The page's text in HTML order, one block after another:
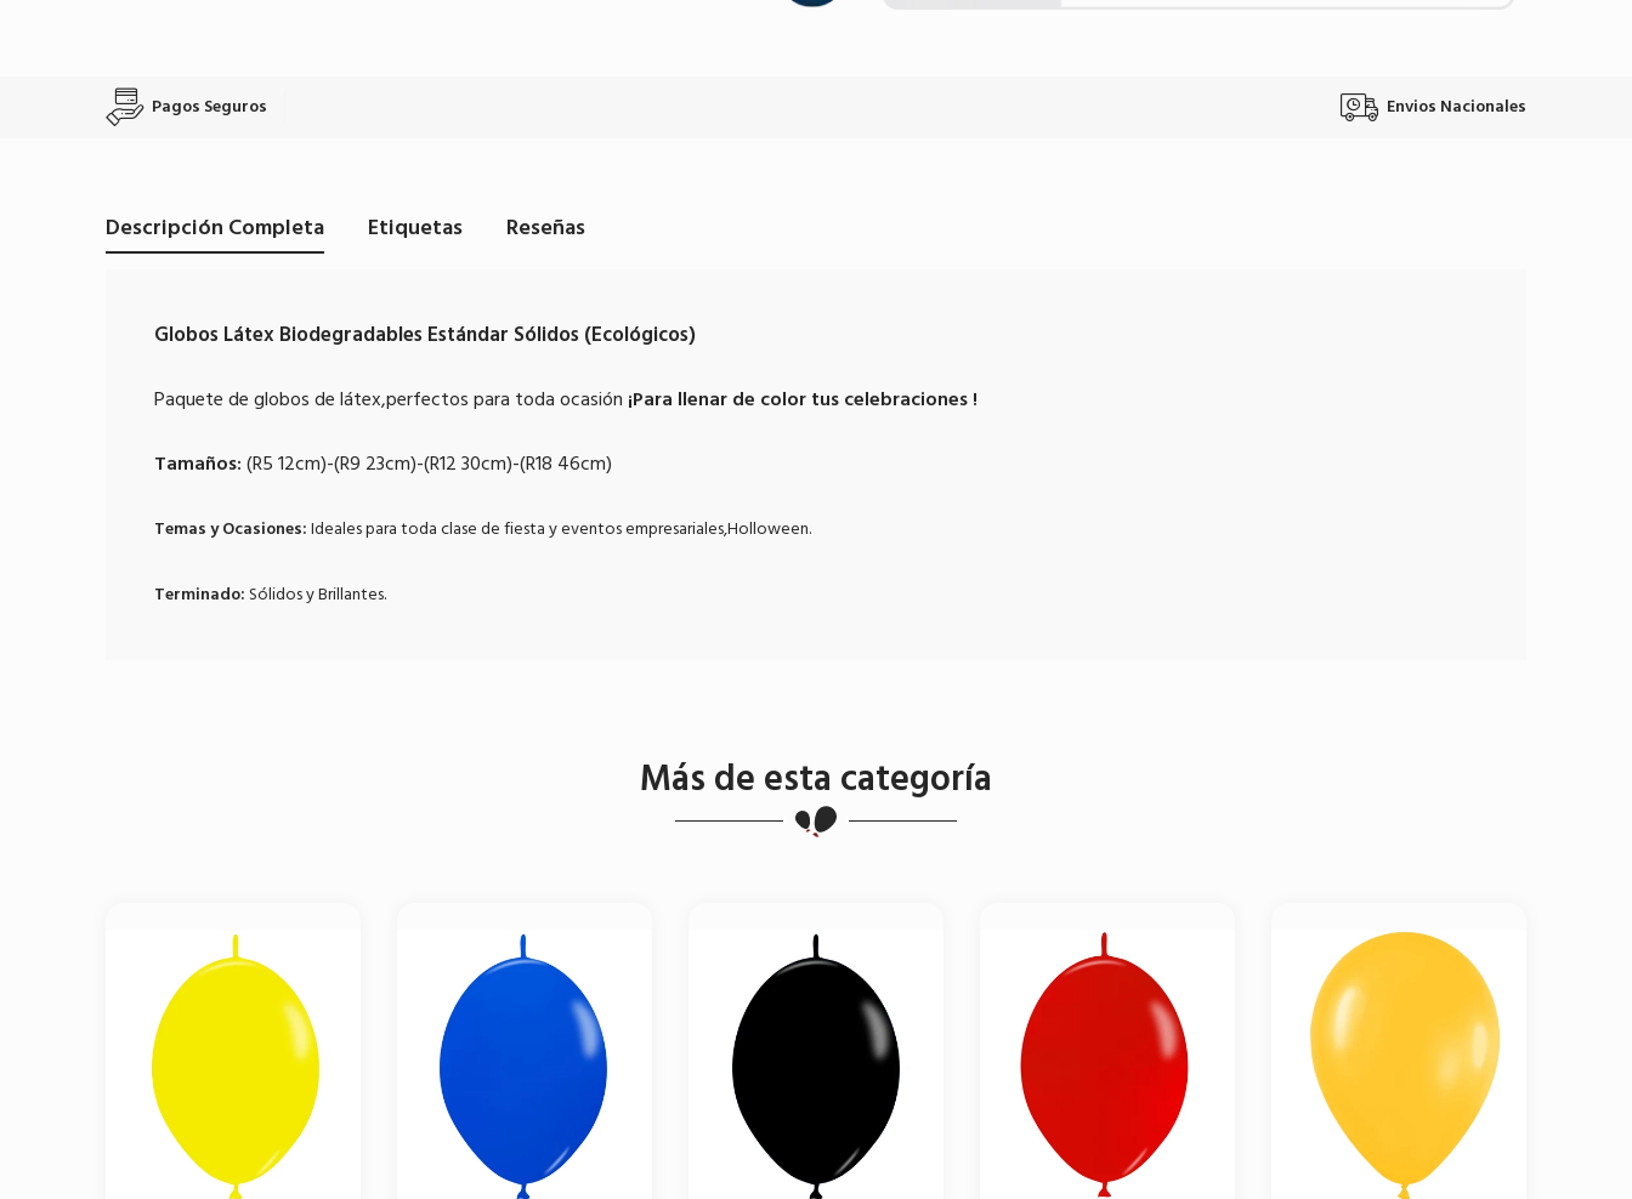
Pagos Seguros Envios Nacionales
Descripción Completa Etiquetas Reseñas
Globos Látex Biodegradables Estándar Sólidos (Ecológicos)
Paquete de globos de látex,perfectos para toda ocasión ¡Para llenar de color tus celebraciones !
Tamaños:(R5 12cm)-(R9 23cm)-(R12 30cm)-(R18 46cm)
Temas y Ocasiones:Ideales para toda clase de fiesta y eventos empresariales,Holloween.
Terminado: Sólidos y Brillantes.
Más de esta categoría